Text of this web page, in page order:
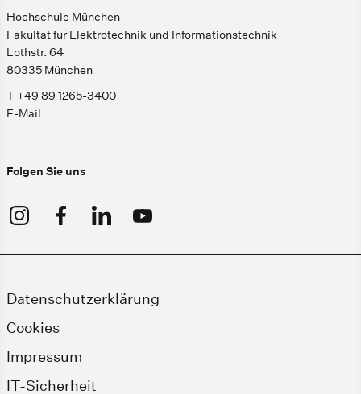
Hochschule München
Fakultät für Elektrotechnik und Informationstechnik
Lothstr. 64
80335 München
T +49 89 1265-3400
E-Mail
Folgen Sie uns
Datenschutzerklärung
Cookies
Impressum
IT-Sicherheit